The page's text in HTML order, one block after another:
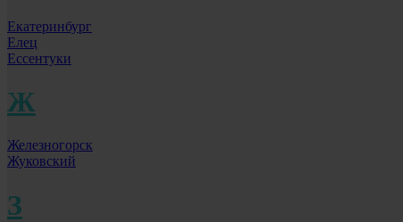
Екатеринбург
Елец
Ессентуки
Ж
Железногорск
Жуковский
З